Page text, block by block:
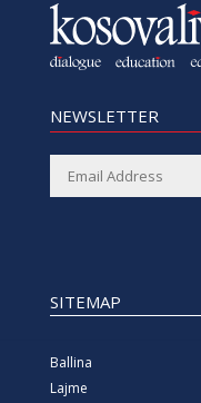
NEWSLETTER
SITEMAP
Ballina
Lajme